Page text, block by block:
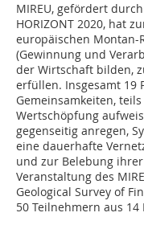
MIREU, gefördert
HORIZONT 2020, hat
europäischen Montan-
(Gewinnung und
der Wirtschaft bilden,
erfüllen. Insgesamt 19
Gemeinsamkeiten,
Wertschöpfung
gegenseitig anregen,
eine dauerhafte
und zur Belebung
Veranstaltung des
Geological Survey of
50 Teilnehmern aus